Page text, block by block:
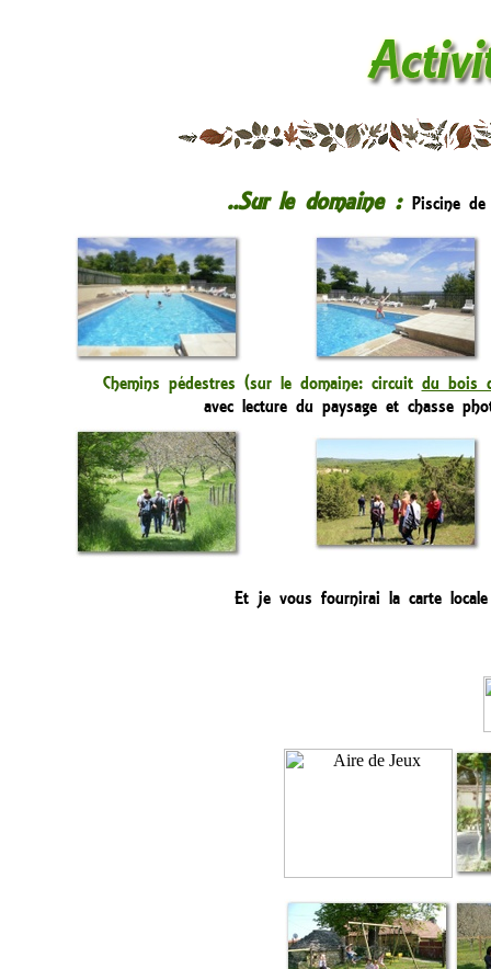
..Sur le domaine : Piscine
Chemins pédestres (sur le domaine: circuit du bois
avec lecture du paysage et chasse
Et je vous fournirai la carte locale